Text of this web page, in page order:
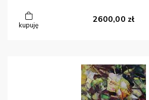
kupuję
2600,00 zł